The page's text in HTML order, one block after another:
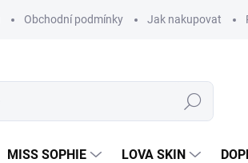
Obchodní podmínky Jak nakupovat
Hledat
MISS SOPHIE LOVA SKIN